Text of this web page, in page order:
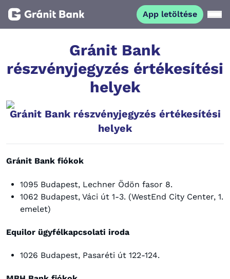
App letöltése
Magánszemélyeknek
Vállalkozásoknak
Fiataloknak
Netbank App letöltése
Gránit Bank
részvényjegyzés értékesítési
helyek
Gránit Bank részvényjegyzés értékesítési
helyek
Gránit Bank fiókok
1095 Budapest, Lechner Ödön fasor 8.
1062 Budapest, Váci út 1-3. (WestEnd City Center, 1.
emelet)
Equilor ügyfélkapcsolati iroda
1026 Budapest, Pasaréti út 122-124.